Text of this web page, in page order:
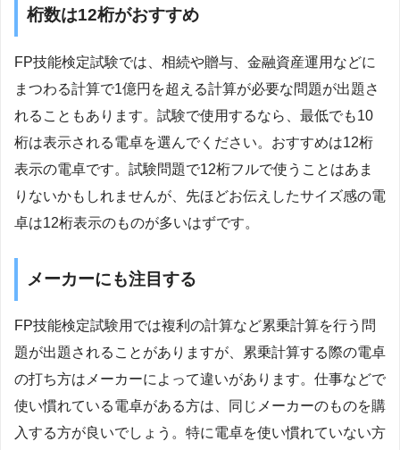
桁数は12桁がおすすめ
FP技能検定試験では、相続や贈与、金融資産運用などに
まつわる計算で1億円を超える計算が必要な問題が出題さ
れることもあります。試験で使用するなら、最低でも10
桁は表示される電卓を選んでください。おすすめは12桁
表示の電卓です。試験問題で12桁フルで使うことはあま
りないかもしれませんが、先ほどお伝えしたサイズ感の電
卓は12桁表示のものが多いはずです。
メーカーにも注目する
FP技能検定試験用では複利の計算など累乗計算を行う問
題が出題されることがありますが、累乗計算する際の電卓
の打ち方はメーカーによって違いがあります。仕事などで
使い慣れている電卓がある方は、同じメーカーのものを購
入する方が良いでしょう。特に電卓を使い慣れていない方